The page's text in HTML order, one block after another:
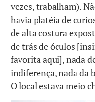
vezes, trabalham).
havia platéia de
de alta costura
de trás de óculos
favorita aqui], nada
indiferença, nada da
O local estava meio